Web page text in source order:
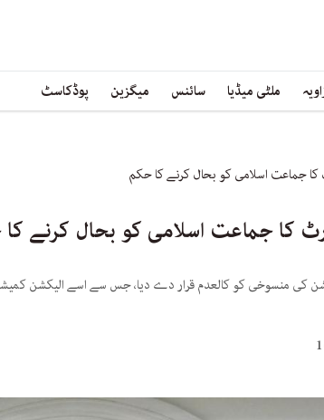
ملٹی میڈیا سائنس میگزین پوڈکاسٹ
جماعت اسلامی کو بحال کرنے کا حکم
کا جماعت اسلامی کو بحال کرنے
کی منسوخی کو کالعدم قرار دے دیا، جس سے اسے الیکشن